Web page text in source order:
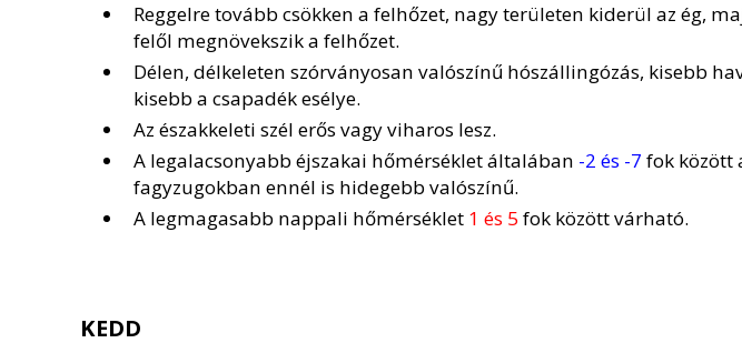
Reggelre tovább csökken a felhőzet, nagy területen kiderül az ég,
felől megnövekszik a felhőzet.
Délen, délkeleten szórványosan valószínű hószállingózás, kisebb
kisebb a csapadék esélye.
Az északkeleti szél erős vagy viharos lesz.
A legalacsonyabb éjszakai hőmérséklet általában -2 és -7 fok között
fagyzugokban ennél is hidegebb valószínű.
A legmagasabb nappali hőmérséklet 1 és 5 fok között várható.
KEDD